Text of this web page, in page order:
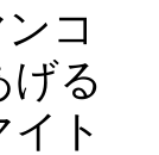
コ
る
ト